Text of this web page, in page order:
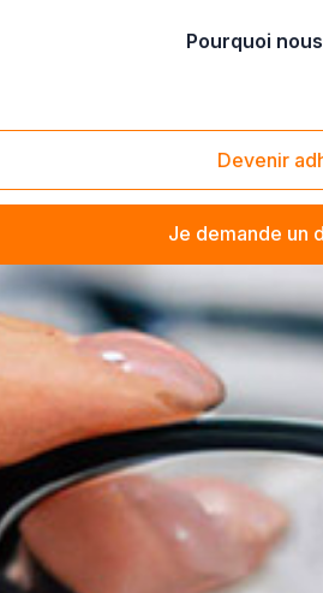
Pourquoi
Devenir
Je demande un